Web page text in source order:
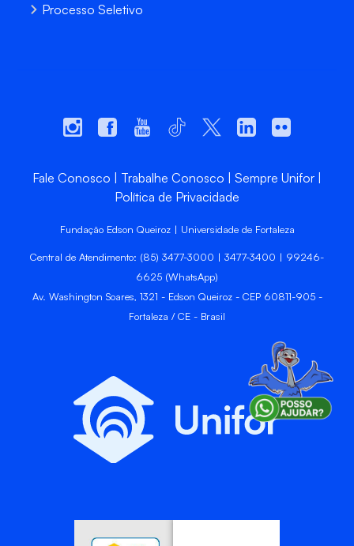
Processo Seletivo
Fale Conosco Trabalhe Conosco
Sempre Unifor
Política de Privacidade
Fundação Edson Queiroz | Universidade de Fortaleza
Central de Atendimento: (85) 3477-3000 | 3477-3400 | 99246-
6625 (WhatsApp)
Av. Washington Soares, 1321 - Edson Queiroz - CEP 60811-905 -
Fortaleza / CE - Brasil